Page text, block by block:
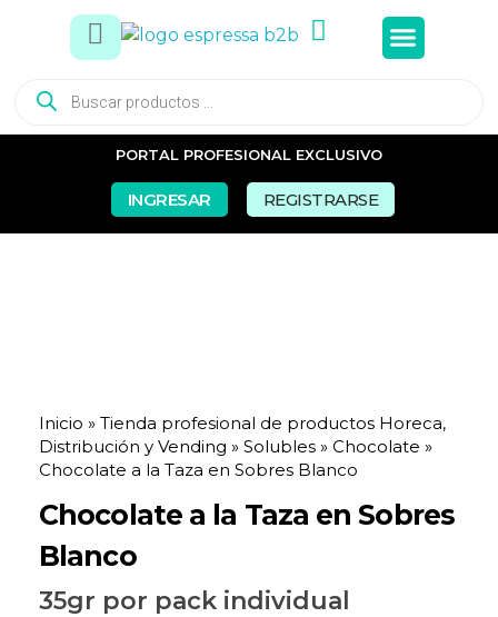
PORTAL PROFESIONAL EXCLUSIVO
INGRESAR REGISTRARSE
Inicio » Tienda profesional de productos Horeca,
Distribución y Vending » Solubles » Chocolate »
Chocolate a la Taza en Sobres Blanco
Chocolate a la Taza en Sobres
Blanco
35gr por pack individual